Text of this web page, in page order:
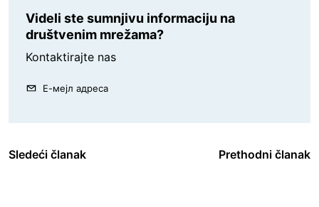
Videli ste sumnjivu informaciju na
društvenim mrežama?
Kontaktirajte nas
Е-мејл адреса
Sledeći članak Prethodni članak